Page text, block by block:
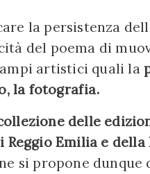
la persistenza
del poema di
artistici quali la
la fotografia.
delle
Reggio Emilia e
si propone